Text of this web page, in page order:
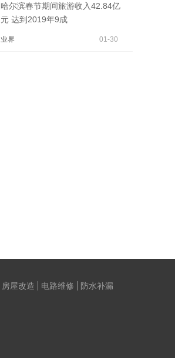
哈尔滨春节期间旅游收入42.84亿
元 达到2019年9成
业界 01-30
房屋改造 电路维修
防水补漏